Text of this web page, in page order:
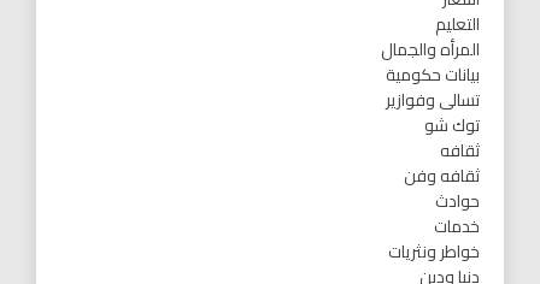
التعليم
المرأه والجمال
بيانات حكومية
تسالى وفوازير
توك شو
ثقافه
ثقافه وفن
حوادث
خدمات
خواطر ونثريات
دنيا ودين